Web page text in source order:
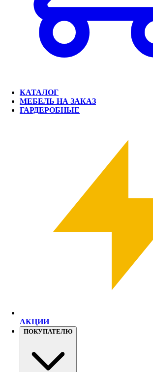
КАТАЛОГ
МЕБЕЛЬ НА ЗАКАЗ
ГАРДЕРОБНЫЕ
АКЦИИ
ПОКУПАТЕЛЮ